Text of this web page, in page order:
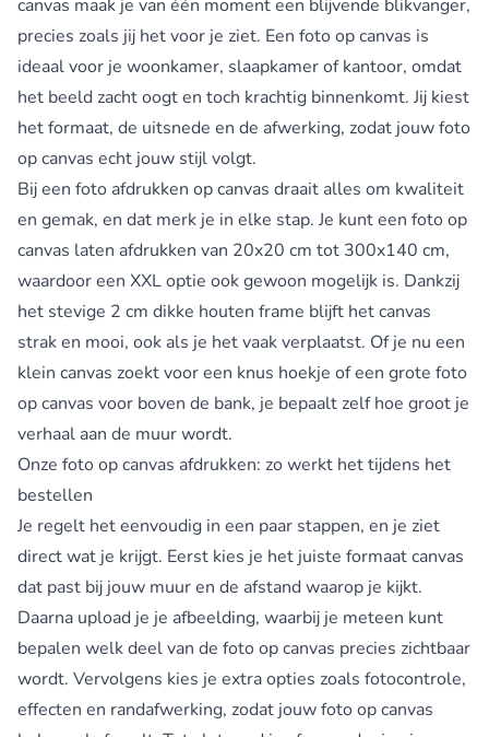
canvas maak je van één moment een blijvende blikvanger,
precies zoals jij het voor je ziet. Een foto op canvas is
ideaal voor je woonkamer, slaapkamer of kantoor, omdat
het beeld zacht oogt en toch krachtig binnenkomt. Jij kiest
het formaat, de uitsnede en de afwerking, zodat jouw foto
op canvas echt jouw stijl volgt.
Bij een foto afdrukken op canvas draait alles om kwaliteit
en gemak, en dat merk je in elke stap. Je kunt een foto op
canvas laten afdrukken van 20x20 cm tot 300x140 cm,
waardoor een XXL optie ook gewoon mogelijk is. Dankzij
het stevige 2 cm dikke houten frame blijft het canvas
strak en mooi, ook als je het vaak verplaatst. Of je nu een
klein canvas zoekt voor een knus hoekje of een grote foto
op canvas voor boven de bank, je bepaalt zelf hoe groot je
verhaal aan de muur wordt.
Onze foto op canvas afdrukken: zo werkt het tijdens het
bestellen
Je regelt het eenvoudig in een paar stappen, en je ziet
direct wat je krijgt. Eerst kies je het juiste formaat canvas
dat past bij jouw muur en de afstand waarop je kijkt.
Daarna upload je je afbeelding, waarbij je meteen kunt
bepalen welk deel van de foto op canvas precies zichtbaar
wordt. Vervolgens kies je extra opties zoals fotocontrole,
effecten en randafwerking, zodat jouw foto op canvas